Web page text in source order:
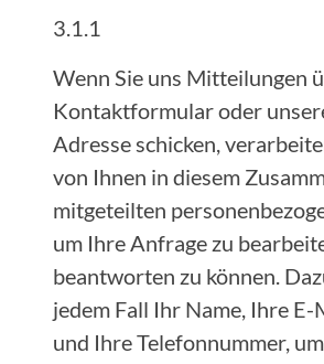
3.1.1
Wenn Sie uns Mitteilungen
Kontaktformular oder
Adresse schicken,
von Ihnen in diesem
mitgeteilten
um Ihre Anfrage zu
beantworten zu können.
jedem Fall Ihr Name, Ihre
und Ihre Telefonnummer,